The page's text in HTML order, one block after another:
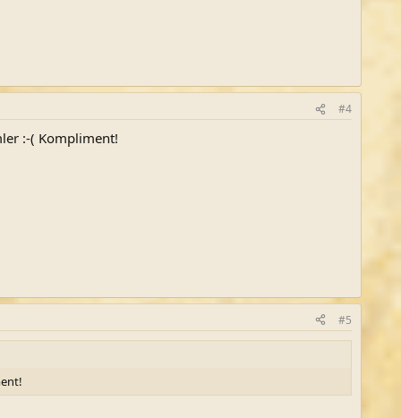
#4
:-( Kompliment!
#5